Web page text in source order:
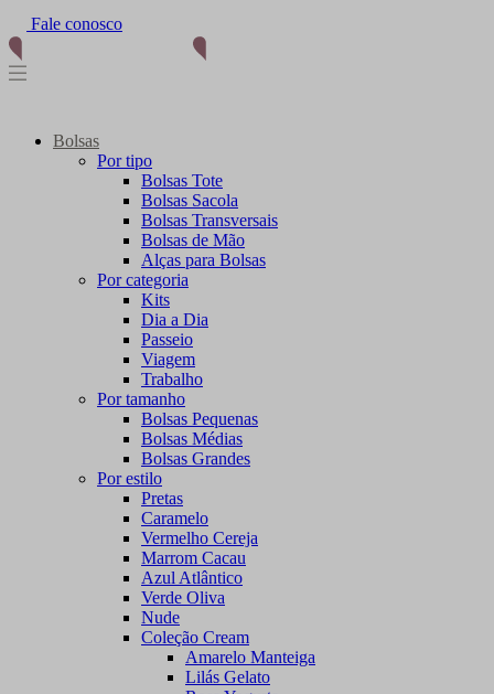
(11) 96012-2976
Fale conosco
Bolsas
Por tipo
Bolsas Tote
Bolsas Sacola
Bolsas Transversais
Bolsas de Mão
Alças para Bolsas
Por categoria
Kits
Dia a Dia
Passeio
Viagem
Trabalho
Por tamanho
Bolsas Pequenas
Bolsas Médias
Bolsas Grandes
Por estilo
Pretas
Caramelo
Vermelho Cereja
Marrom Cacau
Azul Atlântico
Verde Oliva
Nude
Coleção Cream
Amarelo Manteiga
Lilás Gelato